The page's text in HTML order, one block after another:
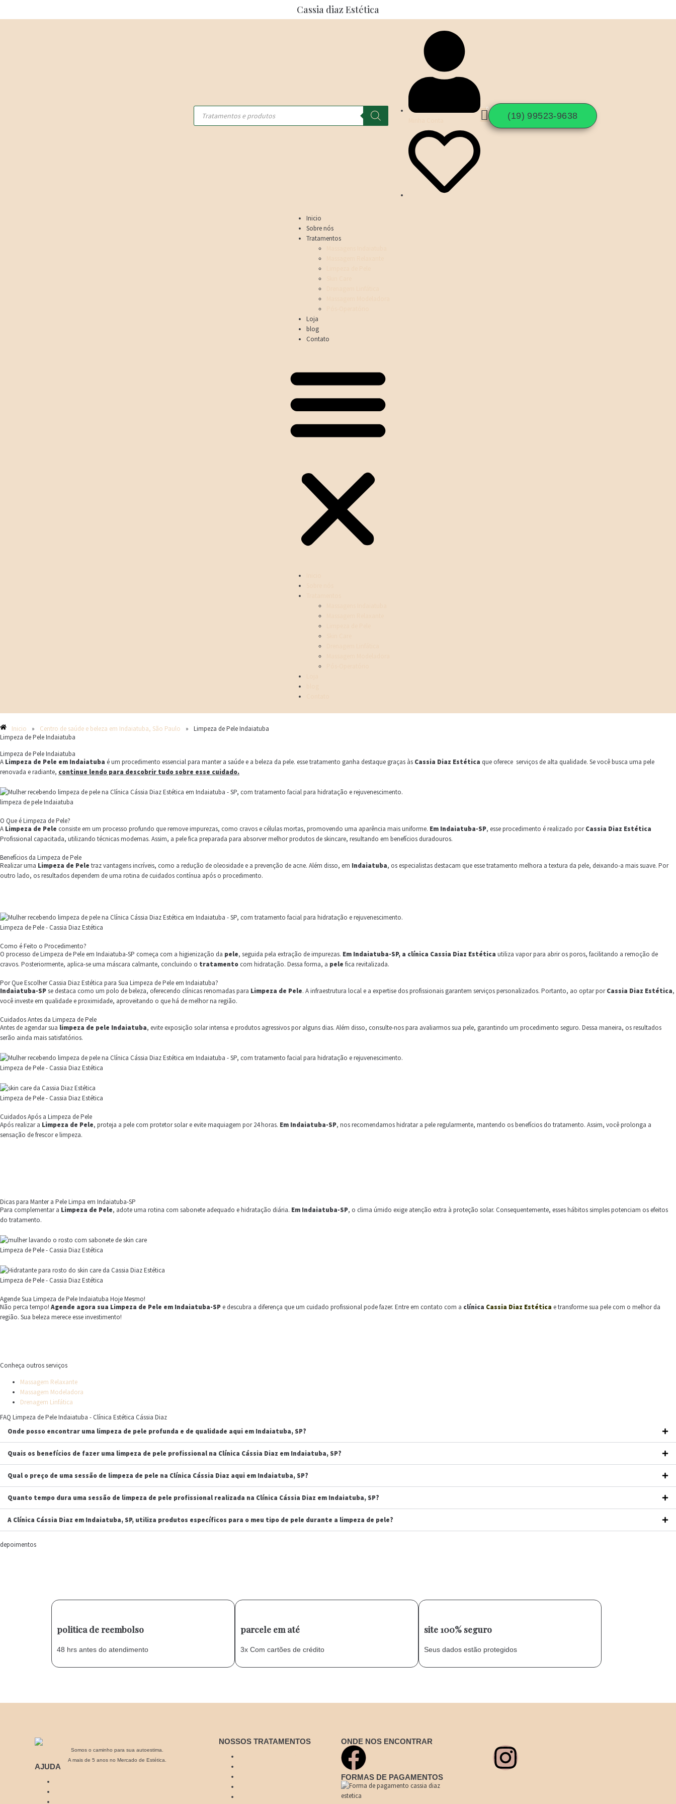
Cassia diaz Estética
(19) 99523-9638
Inicio
Sobre nós
Tratamentos
Loja
blog
Contato
Inicio » Centro de saúde e beleza em Indaiatuba, São Paulo »
Limpeza de Pele Indaiatuba
Limpeza de Pele Indaiatuba
Limpeza de Pele Indaiatuba
A Limpeza de Pele em Indaiatuba é um procedimento essencial para manter a saúde e a beleza da pele. esse tratamento ganha destaque graças às Cassia Diaz Estética que oferece serviços de alta qualidade. Se você busca uma pele
renovada e radiante, continue lendo para descobrir tudo sobre esse cuidado.
limpeza de pele Indaiatuba
O Que é Limpeza de Pele?
A Limpeza de Pele consiste em um processo profundo que remove impurezas, como cravos e células mortas, promovendo uma aparência mais uniforme. Em Indaiatuba-SP, esse procedimento é realizado porCassia Diaz Estética
Profissional capacitada, utilizando técnicas modernas. Assim, a pele fica preparada para absorver melhor produtos de skincare, resultando em benefícios duradouros.
Benefícios da Limpeza de Pele
Realizar uma Limpeza de Pele traz vantagens incríveis, como a redução de oleosidade e a prevenção de acne. Além disso, em Indaiatuba, os especialistas destacam que esse tratamento melhora a textura da pele, deixando-a mais suave. Por
outro lado, os resultados dependem de uma rotina de cuidados contínua após o procedimento.
Limpeza de Pele - Cassia Diaz Estética
Como é Feito o Procedimento?
O processo deLimpeza de Pele em Indaiatuba-SP começa com a higienização da pele, seguida pela extração de impurezas. Em Indaiatuba-SP, a clínica Cassia Diaz Estética utiliza vapor para abrir os poros, facilitando a remoção de
cravos. Posteriormente, aplica-se uma máscara calmante, concluindo o tratamento com hidratação. Dessa forma, a pele fica revitalizada.
Por Que Escolher Cassia Diaz Estética para Sua Limpeza de Pele em Indaiatuba?
Indaiatuba-SPse destaca como um polo de beleza, oferecendo clínicas renomadas para Limpeza de Pele. A infraestrutura local e a expertise dos profissionais garantem serviços personalizados. Portanto, ao optar porCassia Diaz Estética,
você investe em qualidade e proximidade, aproveitando o que há de melhor na região.
Cuidados Antes da Limpeza de Pele
Antes de agendar sua limpeza de pele Indaiatuba, evite exposição solar intensa e produtos agressivos por alguns dias. Além disso, consulte-nos para avaliarmos sua pele, garantindo um procedimento seguro. Dessa maneira, os resultados
serão ainda mais satisfatórios.
Limpeza de Pele - Cassia Diaz Estética
Limpeza de Pele - Cassia Diaz Estética
Cuidados Após a Limpeza de Pele
Após realizar a Limpeza de Pele, proteja a pele com protetor solar e evite maquiagem por 24 horas. Em Indaiatuba-SP, nos recomendamos hidratar a pele regularmente, mantendo os benefícios do tratamento. Assim, você prolonga a
sensação de frescor e limpeza.
Dicas para Manter a Pele Limpa em Indaiatuba-SP
Para complementar a Limpeza de Pele, adote uma rotina com sabonete adequado e hidratação diária. Em Indaiatuba-SP, o clima úmido exige atenção extra à proteção solar. Consequentemente, esses hábitos simples potenciam os efeitos
do tratamento.
Limpeza de Pele - Cassia Diaz Estética
Limpeza de Pele - Cassia Diaz Estética
Agende Sua Limpeza de Pele Indaiatuba Hoje Mesmo!
Não perca tempo! Agende agora sua Limpeza de Pele em Indaiatuba-SP e descubra a diferença que um cuidado profissional pode fazer. Entre em contato com a clínica Cassia Diaz Estética e transforme sua pele com o melhor da
região. Sua beleza merece esse investimento!
Conheça outros serviços
Massagem Relaxante
Massagem Modeladora
Drenagem Linfática
FAQ Limpeza de Pele Indaiatuba - Clínica Estética Cássia Diaz
Onde posso encontrar uma limpeza de pele profunda e de qualidade aqui em Indaiatuba, SP?
Quais os benefícios de fazer uma limpeza de pele profissional na Clínica Cássia Diaz em Indaiatuba, SP?
Qual o preço de uma sessão de limpeza de pele na Clínica Cássia Diaz aqui em Indaiatuba, SP?
Quanto tempo dura uma sessão de limpeza de pele profissional realizada na Clínica Cássia Diaz em Indaiatuba, SP?
A Clínica Cássia Diaz em Indaiatuba, SP, utiliza produtos específicos para o meu tipo de pele durante a limpeza de pele?
depoimentos
politica de reembolso
48 hrs antes do atendimento
parcele em até
3x Com cartões de crédito
site 100% seguro
Seus dados estão protegidos
Somos o caminho para sua autoestima.
A mais de 5 anos no Mercado de Estética.
AJUDA
NOSSOS TRATAMENTOS ONDE NOS ENCONTRAR
FORMAS DE PAGAMENTOS